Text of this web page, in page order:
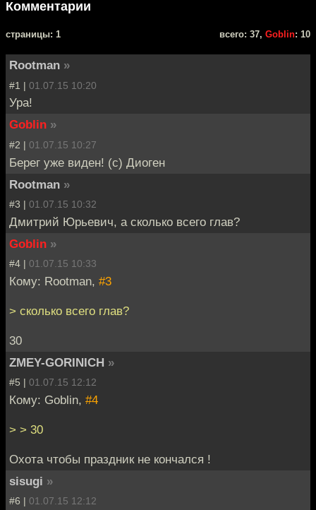
Комментарии
cтраницы: 1 всего: 37, Goblin: 10
Rootman »
#1 | 01.07.15 10:20
Ура!
Goblin »
#2 | 01.07.15 10:27
Берег уже виден! (с) Диоген
Rootman »
#3 | 01.07.15 10:32
Дмитрий Юрьевич, а сколько всего глав?
Goblin »
#4 | 01.07.15 10:33
Кому: Rootman, #3
> сколько всего глав?
30
ZMEY-GORINICH »
#5 | 01.07.15 12:12
Кому: Goblin, #4
> > 30
Охота чтобы праздник не кончался !
sisugi »
#6 | 01.07.15 12:12